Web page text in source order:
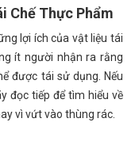
Chế Thực Phẩm
lợi ích của vật liệu tái
ít người nhận ra rằng
được tái sử dụng. Nếu
đọc tiếp để tìm hiểu về
vì vứt vào thùng rác.